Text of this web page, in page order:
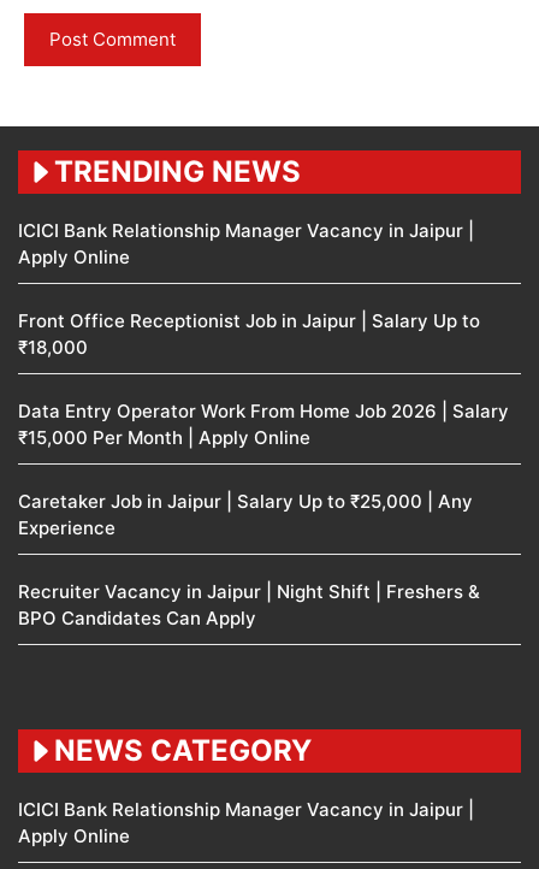
TRENDING NEWS
ICICI Bank Relationship Manager Vacancy in Jaipur |
Apply Online
Front Office Receptionist Job in Jaipur | Salary Up to
₹18,000
Data Entry Operator Work From Home Job 2026 | Salary
₹15,000 Per Month | Apply Online
Caretaker Job in Jaipur | Salary Up to ₹25,000 | Any
Experience
Recruiter Vacancy in Jaipur | Night Shift | Freshers &
BPO Candidates Can Apply
NEWS CATEGORY
ICICI Bank Relationship Manager Vacancy in Jaipur |
Apply Online